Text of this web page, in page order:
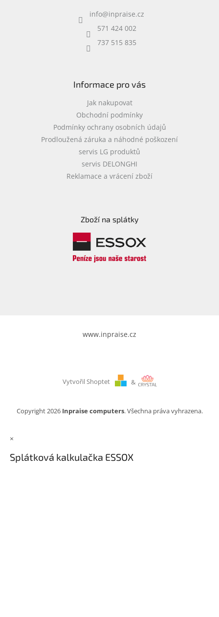
info@inpraise.cz
571 424 002
737 515 835
Informace pro vás
Jak nakupovat
Obchodní podmínky
Podmínky ochrany osobních údajů
Prodloužená záruka a náhodné poškození
servis LG produktů
servis DELONGHI
Reklamace a vrácení zboží
Zboží na splátky
www.inpraise.cz
Vytvořil Shoptet &
Copyright 2026 Inpraise computers. Všechna práva vyhrazena.
×
Splátková kalkulačka ESSOX